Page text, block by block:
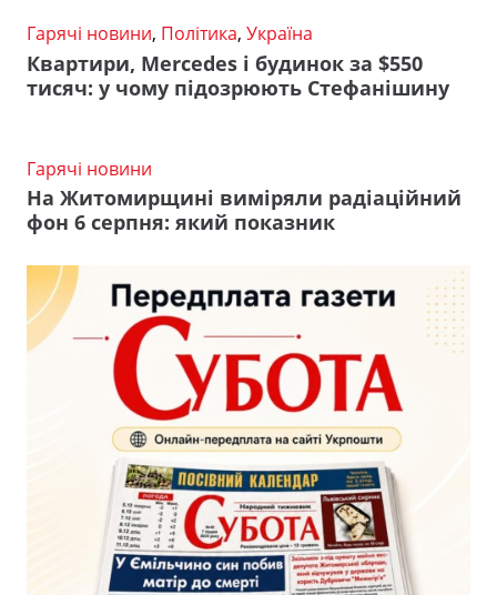
Гарячі новини, Політика, Україна
Квартири, Mercedes і будинок за $550
тисяч: у чому підозрюють Стефанішину
Гарячі новини
На Житомирщині виміряли радіаційний
фон 6 серпня: який показник